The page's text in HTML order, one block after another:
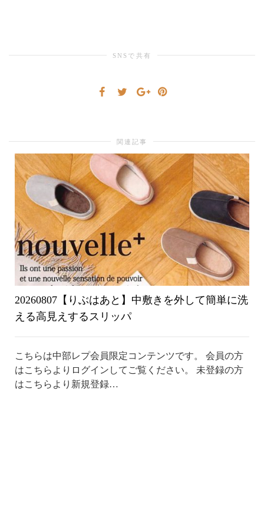
SNSで共有
関連記事
20260807【りぶはあと】中敷きを外して簡単に洗
える高見えするスリッパ
こちらは中部レプ会員限定コンテンツです。 会員の方
はこちらよりログインしてご覧ください。 未登録の方
はこちらより新規登録…